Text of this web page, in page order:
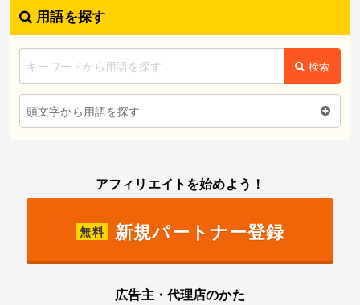
用語を探す
検索
頭文字から用語を探す
アフィリエイトを始めよう！
無料 新規パートナー登録
広告主・代理店のかた